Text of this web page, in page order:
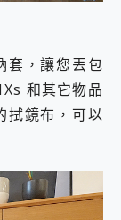
套，讓您丟包
和其它物品
拭鏡布，可以